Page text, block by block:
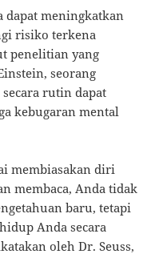
dapat meningkatkan
risiko terkena
penelitian yang
seorang
rutin dapat
kebugaran mental
membiasakan diri
membaca, Anda tidak
baru, tetapi
Anda secara
oleh Dr. Seuss,